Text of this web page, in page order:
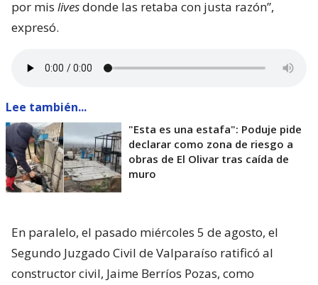
por mis livesdonde las retaba con justa razón”,
expresó.
Lee también...
"Esta es una estafa": Poduje pide
declarar como zona de riesgo a
obras de El Olivar tras caída de
muro
En paralelo, el pasado miércoles 5 de agosto, el
Segundo Juzgado Civil de Valparaíso ratificó al
constructor civil, Jaime Berríos Pozas, como